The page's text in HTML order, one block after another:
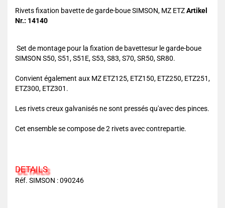
Rivets fixation bavette de garde-boue SIMSON, MZ ETZArtikel
Nr.: 14140
Set de montage pour la fixation de bavettesur le garde-boue
SIMSON S50, S51, S51E, S53, S83, S70, SR50, SR80.
Convient également aux MZ ETZ125, ETZ150, ETZ250, ETZ251,
ETZ300, ETZ301.
Les rivets creux galvanisés ne sont pressés qu'avec des pinces.
Cet ensemble se compose de 2 rivets avec contrepartie.
DETAILS
Réf. SIMSON : 090246